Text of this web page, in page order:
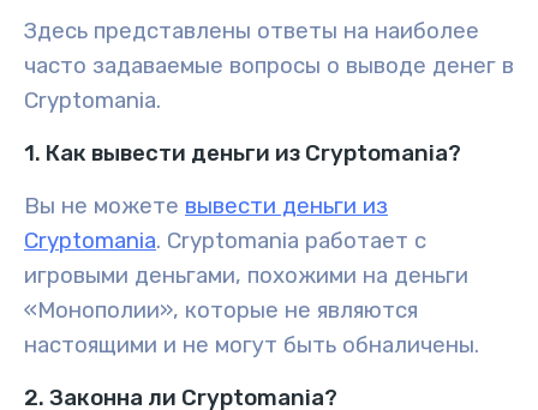
Здесь представлены ответы на наиболее
часто задаваемые вопросы о выводе денег в
Cryptomania.
1. Как вывести деньги из Cryptomania?
Вы не можете вывести деньги из
Cryptomania. Cryptomania работает с
игровыми деньгами, похожими на деньги
«Монополии», которые не являются
настоящими и не могут быть обналичены.
2. Законна ли Cryptomania?